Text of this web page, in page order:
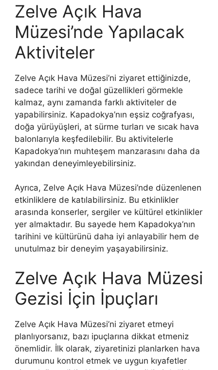
Zelve Açık Hava
Müzesi’nde Yapılacak
Aktiviteler
Zelve Açık Hava Müzesi’ni ziyaret ettiğinizde,
sadece tarihi ve doğal güzellikleri görmekle
kalmaz, aynı zamanda farklı aktiviteler de
yapabilirsiniz. Kapadokya’nın eşsiz coğrafyası,
doğa yürüyüşleri, at sürme turları ve sıcak hava
balonlarıyla keşfedilebilir. Bu aktivitelerle
Kapadokya’nın muhteşem manzarasını daha da
yakından deneyimleyebilirsiniz.
Ayrıca, Zelve Açık Hava Müzesi’nde düzenlenen
etkinliklere de katılabilirsiniz. Bu etkinlikler
arasında konserler, sergiler ve kültürel etkinlikler
yer almaktadır. Bu sayede hem Kapadokya’nın
tarihini ve kültürünü daha iyi anlayabilir hem de
unutulmaz bir deneyim yaşayabilirsiniz.
Zelve Açık Hava Müzesi
Gezisi İçin İpuçları
Zelve Açık Hava Müzesi’ni ziyaret etmeyi
planlıyorsanız, bazı ipuçlarına dikkat etmeniz
önemlidir. İlk olarak, ziyaretinizi planlarken hava
durumunu kontrol etmek ve uygun kıyafetler